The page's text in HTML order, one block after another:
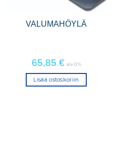
VALUMAHÖYLÄ
65,85 € alv 0 %
Lisää ostoskoriin